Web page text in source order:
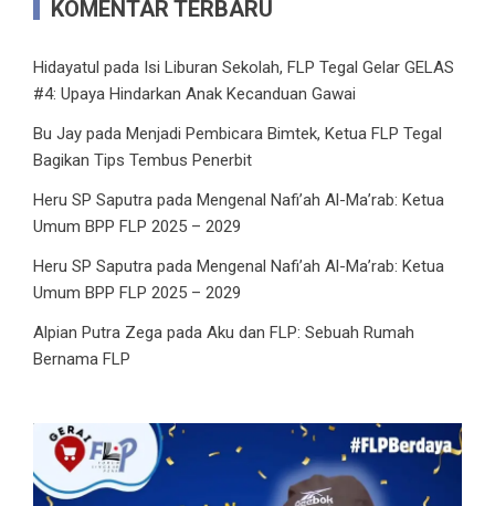
KOMENTAR TERBARU
Hidayatul pada Isi Liburan Sekolah, FLP Tegal Gelar GELAS
#4: Upaya Hindarkan Anak Kecanduan Gawai
Bu Jay pada Menjadi Pembicara Bimtek, Ketua FLP Tegal
Bagikan Tips Tembus Penerbit
Heru SP Saputra pada Mengenal Nafi’ah Al-Ma’rab: Ketua
Umum BPP FLP 2025 – 2029
Heru SP Saputra pada Mengenal Nafi’ah Al-Ma’rab: Ketua
Umum BPP FLP 2025 – 2029
Alpian Putra Zega pada Aku dan FLP: Sebuah Rumah
Bernama FLP